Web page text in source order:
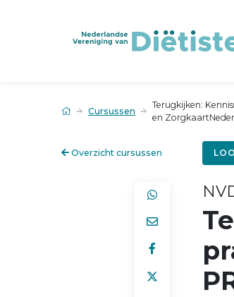
Cursussen
Terugkijken:
en
Overzicht cursussen